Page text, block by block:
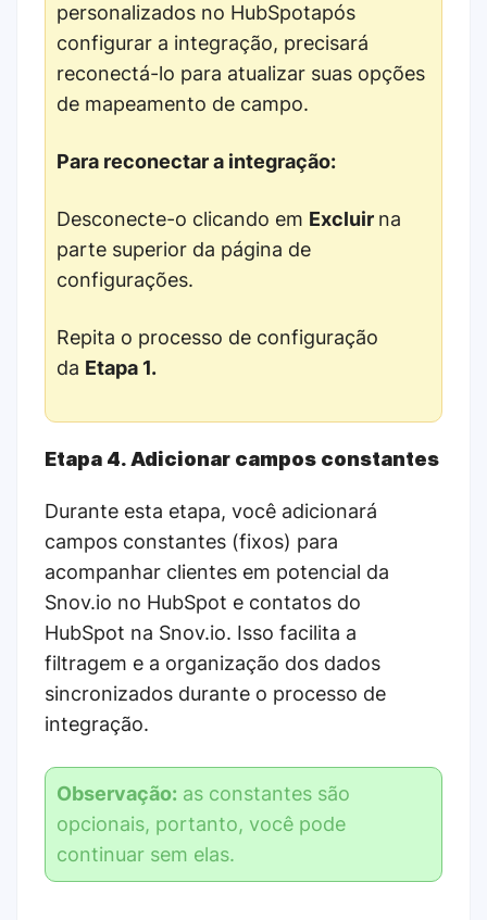
personalizados no HubSpotapós
configurar a integração, precisará
reconectá-lo para atualizar suas opções
de mapeamento de campo.
Para reconectar a integração:
Desconecte-o clicando em Excluir na
parte superior da página de
configurações.
Repita o processo de configuração
da Etapa 1.
Etapa 4. Adicionar campos constantes
Durante esta etapa, você adicionará
campos constantes (fixos) para
acompanhar clientes em potencial da
Snov.io no HubSpot e contatos do
HubSpot na Snov.io. Isso facilita a
filtragem e a organização dos dados
sincronizados durante o processo de
integração.
Observação: as constantes são
opcionais, portanto, você pode
continuar sem elas.